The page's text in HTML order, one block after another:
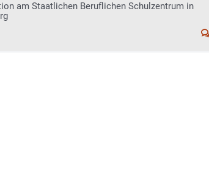
am Staatlichen Beruflichen Schulzentrum in